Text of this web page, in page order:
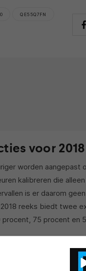
QE55Q7FN
voor 2018
worden aangepast
kalibreren die
is er daarom
reeks biedt twee
75 procent en
op nieuwe